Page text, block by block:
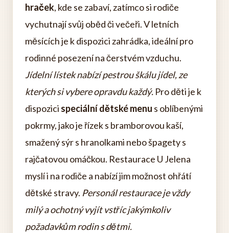
hraček, kde se zabaví, zatímco si rodiče
vychutnají svůj oběd či večeři. V letních
měsících je k dispozici zahrádka, ideální pro
rodinné posezení na čerstvém vzduchu.
Jídelní lístek nabízí pestrou škálu jídel, ze
kterých si vybere opravdu každý. Pro děti je k
dispozici speciální dětské menu s oblíbenými
pokrmy, jako je řízek s bramborovou kaší,
smažený sýr s hranolkami nebo špagety s
rajčatovou omáčkou. Restaurace U Jelena
myslí i na rodiče a nabízí jim možnost ohřátí
dětské stravy. Personál restaurace je vždy
milý a ochotný vyjít vstříc jakýmkoliv
požadavkům rodin s dětmi.